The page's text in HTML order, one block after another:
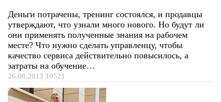
Деньги потрачены, тренинг состоялся, и продавцы
утверждают, что узнали много нового. Но будут ли
они применять полученные знания на рабочем
месте? Что нужно сделать управленцу, чтобы
качество сервиса действительно повысилось, а
затраты на обучение…
26.08.2013 10521